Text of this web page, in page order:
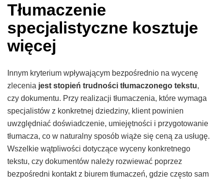
Tłumaczenie
specjalistyczne kosztuje
więcej
Innym kryterium wpływającym bezpośrednio na wycenę
zlecenia jest stopień trudności tłumaczonego tekstu,
czy dokumentu. Przy realizacji tłumaczenia, które wymaga
specjalistów z konkretnej dziedziny, klient powinien
uwzględniać doświadczenie, umiejętności i przygotowanie
tłumacza, co w naturalny sposób wiąże się ceną za usługę.
Wszelkie wątpliwości dotyczące wyceny konkretnego
tekstu, czy dokumentów należy rozwiewać poprzez
bezpośredni kontakt z biurem tłumaczeń, gdzie często sam